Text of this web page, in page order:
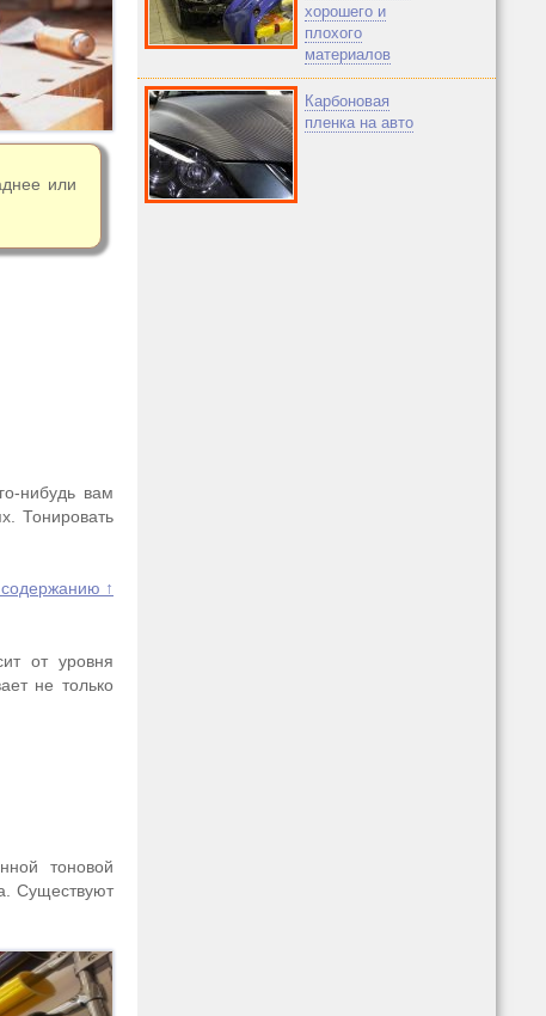
или
нибудь вам
Тонировать
содержанию ↑
от уровня
не только
тоновой
Существуют
хорошего и
плохого
материалов
Карбоновая
пленка на авто